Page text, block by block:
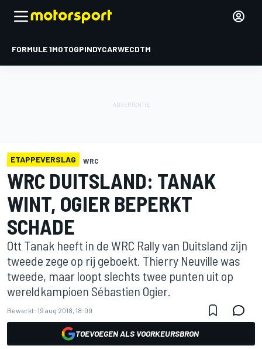
FORMULE 1MOTOGPINDYCARWECDTM
ETAPPEVERSLAG WRC
WRC DUITSLAND: TANAK
WINT, OGIER BEPERKT
SCHADE
Ott Tanak heeft in de WRC Rally van Duitsland zijn
tweede zege op rij geboekt. Thierry Neuville was
tweede, maar loopt slechts twee punten uit op
wereldkampioen Sébastien Ogier.
Bewerkt: 19 aug 2018, 18:09
TOEVOEGEN ALS VOORKEURSBRON